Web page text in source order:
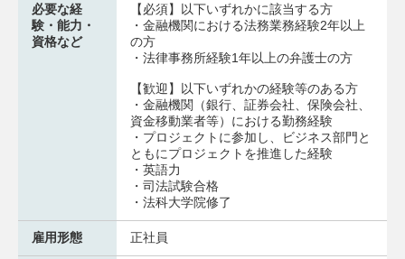
必要な経
験・能力・
資格など
【必須】以下いずれかに該当する方
・金融機関における法務業務経験2年以上
の方
・法律事務所経験1年以上の弁護士の方
【歓迎】以下いずれかの経験等のある方
・金融機関（銀行、証券会社、保険会社、
資金移動業者等）における勤務経験
・プロジェクトに参加し、ビジネス部門と
ともにプロジェクトを推進した経験
・英語力
・司法試験合格
・法科大学院修了
雇用形態 正社員